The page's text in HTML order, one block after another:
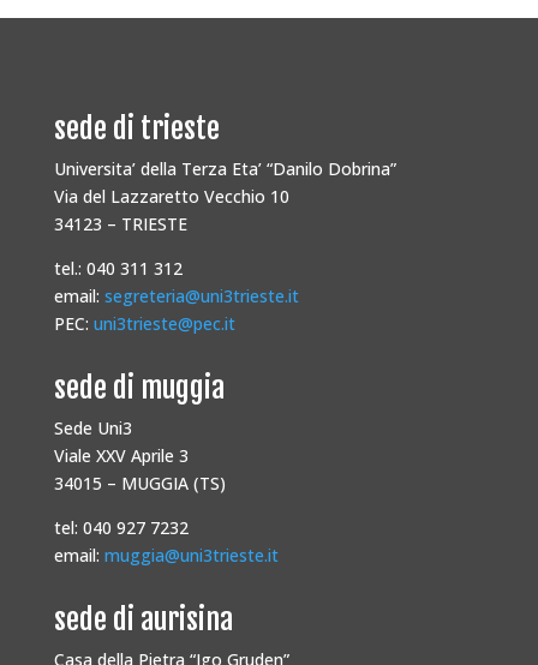
sede di trieste
Universita’ della Terza Eta’ “Danilo Dobrina”
Via del Lazzaretto Vecchio 10
34123 – TRIESTE
tel.: 040 311 312
email: segreteria@uni3trieste.it
PEC: uni3trieste@pec.it
sede di muggia
Sede Uni3
Viale XXV Aprile 3
34015 – MUGGIA (TS)
tel: 040 927 7232
email: muggia@uni3trieste.it
sede di aurisina
Casa della Pietra “Igo Gruden”